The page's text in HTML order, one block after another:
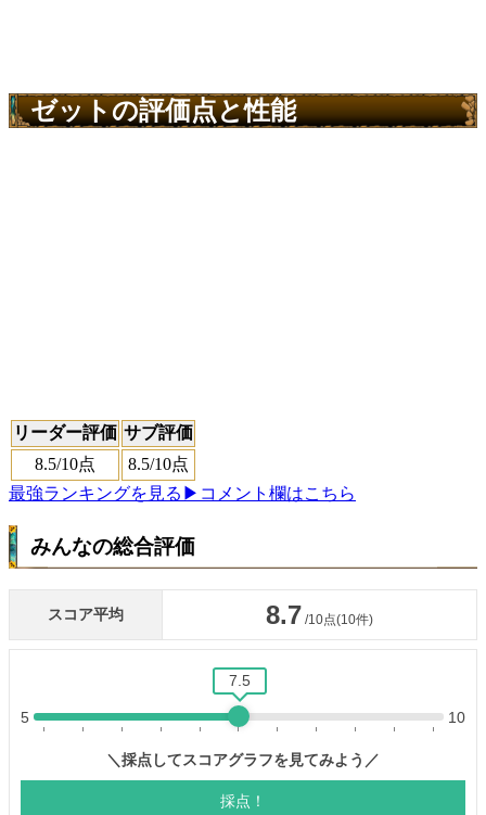
ゼットの評価点と性能
リーダー評価 サブ評価
8.5/10点 8.5/10点
最強ランキングを見る ▶コメント欄はこちら
みんなの総合評価